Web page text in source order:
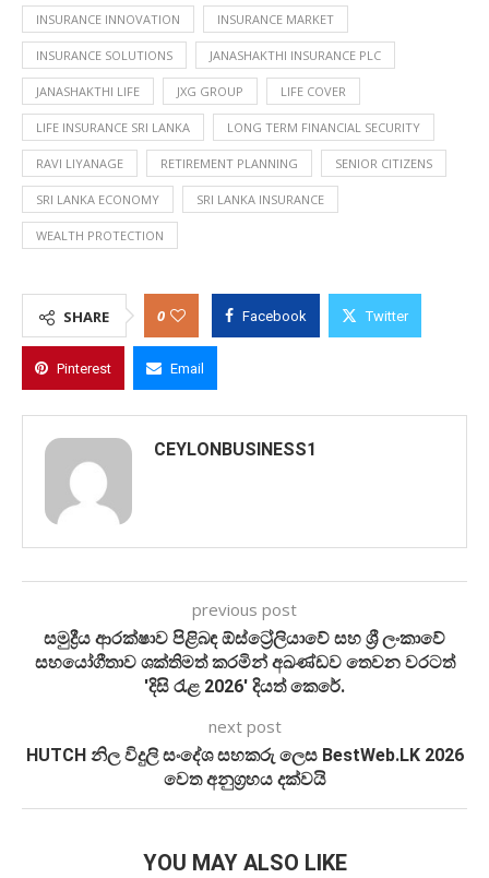
INSURANCE INNOVATION INSURANCE MARKET
INSURANCE SOLUTIONS JANASHAKTHI INSURANCE PLC
JANASHAKTHI LIFE JXG GROUP LIFE COVER
LIFE INSURANCE SRI LANKA LONG TERM FINANCIAL SECURITY
RAVI LIYANAGE RETIREMENT PLANNING SENIOR CITIZENS
SRI LANKA ECONOMY SRI LANKA INSURANCE
WEALTH PROTECTION
SHARE 0 Facebook Twitter
Pinterest Email
CEYLONBUSINESS1
previous post
සමුද්‍රීය ආරක්ෂාව පිළිබඳ ඕස්ට්‍රේලියාවේ සහ ශ්‍රී ලංකාවේ
සහයෝගීතාව ශක්තිමත් කරමින් අඛණ්ඩව තෙවන වරටත්
'දිසි රැළ 2026' දියත් කෙරේ.
next post
HUTCH නිල විදුලි සංදේශ සහකරු ලෙස BestWeb.LK 2026
වෙත අනුග්‍රහය දක්වයි
YOU MAY ALSO LIKE